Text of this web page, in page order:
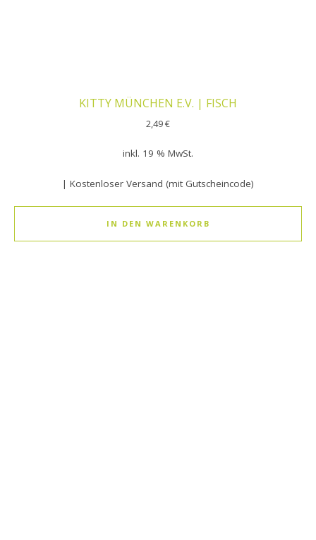
KITTY MÜNCHEN E.V. | FISCH
2,49€
inkl. 19 % MwSt.
| Kostenloser Versand (mit Gutscheincode)
IN DEN WARENKORB